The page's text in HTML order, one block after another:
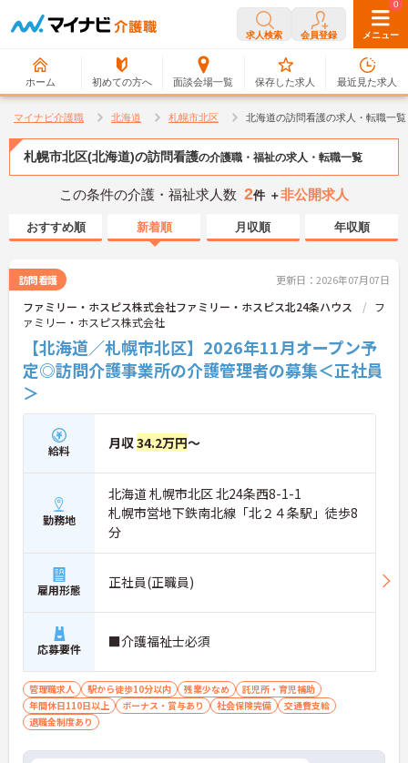
求人検索 会員登録 メニュー
ホーム 初めての方へ 面談会場一覧
0
保存した求人
0
最近見た求人
マイナビ介護職 北海道 札幌市北区 北海道の訪問看護の求人・転職一覧
札幌市北区(北海道)の訪問看護の介護職・福祉の求人・転職一覧
この条件の介護・福祉求人数 2件 ＋非公開求人
おすすめ順 新着順 月収順 年収順
訪問看護 更新日：2026年07月07日
ファミリー・ホスピス株式会社ファミリー・ホスピス北24条ハウス
フ
ァミリー・ホスピス株式会社
【北海道／札幌市北区】2026年11月オープン予
定◎訪問介護事業所の介護管理者の募集＜正社員
＞
給料 月収34.2万円～
勤務地
北海道 札幌市北区 北24条西8-1-1
札幌市営地下鉄南北線「北２４条駅」徒歩8
分
雇用形態 正社員(正職員)
応募要件 ■介護福祉士必須
管理職求人 駅から徒歩10分以内 残業少なめ
託児所・育児補助
年間休日110日以上
ボーナス・賞与あり 社会保険完備
交通費支給
退職金制度あり